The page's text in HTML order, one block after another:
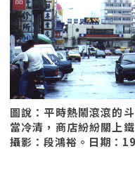
圖說：平時熱鬧滾滾的
當冷清，商店紛紛關上
攝影：段鴻裕。日期：